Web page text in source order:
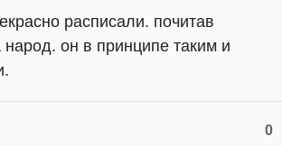
расписали. почитав
он в принципе таким и
0